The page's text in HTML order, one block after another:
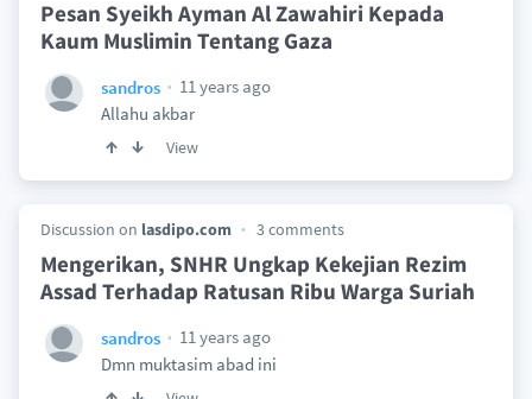
Pesan Syeikh Ayman Al Zawahiri Kepada
Kaum Muslimin Tentang Gaza
sandros
11 years ago
Allahu akbar
View
Discussion on lasdipo.com 3 comments
Mengerikan, SNHR Ungkap Kekejian Rezim
Assad Terhadap Ratusan Ribu Warga Suriah
sandros
11 years ago
Dmn muktasim abad ini